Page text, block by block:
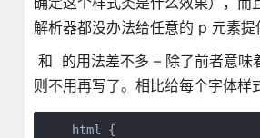
解析器都没办法给任意的 p 元素提
和 的用法差不多 – 除了前者意味
则不用再写了。相比给每个字体样
    html {